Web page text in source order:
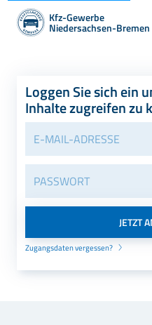
Kfz-Gewerbe
Niedersachsen-Bremen
Loggen Sie sich ein
Inhalte zugreifen zu
Zugangsdaten vergessen?